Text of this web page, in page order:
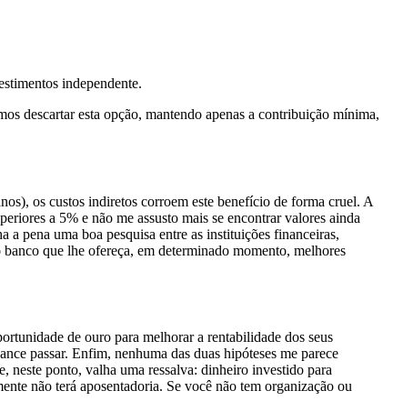
independente.
descartar esta opção, mantendo apenas a contribuição mínima,
os custos indiretos corroem este benefício de forma cruel. A
a 5% e não me assusto mais se encontrar valores ainda
pena uma boa pesquisa entre as instituições financeiras,
que lhe ofereça, em determinado momento, melhores
de ouro para melhorar a rentabilidade dos seus
passar. Enfim, nenhuma das duas hipóteses me parece
neste ponto, valha uma ressalva: dinheiro investido para
não terá aposentadoria. Se você não tem organização ou